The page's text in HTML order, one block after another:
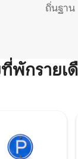
ถิ่นฐาน
พักรายเ